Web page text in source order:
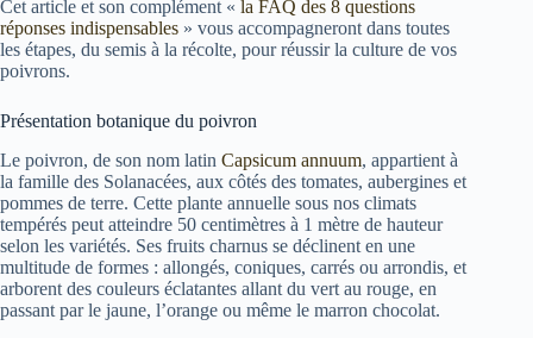
Cet article et son complément « la FAQ des 8 questions
réponses indispensables » vous accompagneront dans toutes
les étapes, du semis à la récolte, pour réussir la culture de vos
poivrons.
Présentation botanique du poivron
Le poivron, de son nom latin Capsicum annuum, appartient à
la famille des Solanacées, aux côtés des tomates, aubergines et
pommes de terre. Cette plante annuelle sous nos climats
tempérés peut atteindre 50 centimètres à 1 mètre de hauteur
selon les variétés. Ses fruits charnus se déclinent en une
multitude de formes : allongés, coniques, carrés ou arrondis, et
arborent des couleurs éclatantes allant du vert au rouge, en
passant par le jaune, l’orange ou même le marron chocolat.